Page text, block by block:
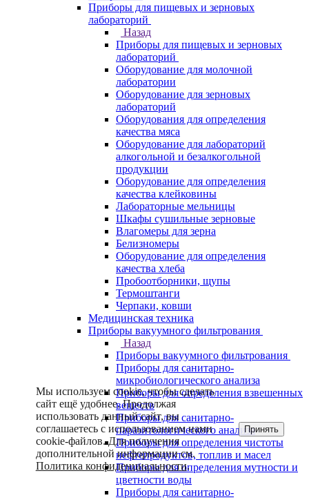
Приборы для пищевых и зерновых
лабораторий
Назад
Приборы для пищевых и зерновых
лабораторий
Оборудование для молочной
лаборатории
Оборудование для зерновых
лабораторий
Оборудования для определения
качества мяса
Оборудование для лабораторий
алкогольной и безалкогольной
продукции
Оборудование для определения
качества клейковины
Лабораторные мельницы
Шкафы сушильные зерновые
Влагомеры для зерна
Белизномеры
Оборудование для определения
качества хлеба
Пробоотборники, щупы
Термоштанги
Черпаки, ковши
Медицинская техника
Приборы вакуумного фильтрования
Назад
Приборы вакуумного фильтрования
Приборы для санитарно-
микробиологического анализа
Приборы для определения взвешенных
веществ
Приборы для санитарно-
паразитологического анализа
Приборы для определения чистоты
нефтепродуктов, топлив и масел
Приборы для определения мутности и
цветности воды
Приборы для санитарно-
Мы используем cookie, чтобы сделать
сайт ещё удобнее. Продолжая
использовать данный сайт, вы
соглашаетесь с использованием нами
cookie-файлов. Для получения
дополнительной информации см.
Политика конфиденциальности.
Принять